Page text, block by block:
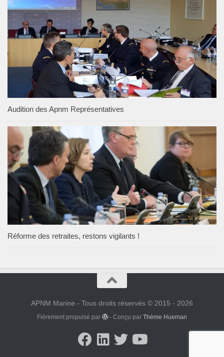
Audition des Apnm Représentatives
Réforme des retraites, restons vigilants !
APNM Marine - Tous droits réservés © 2015 - 2026
Fièrement propulsé par - Conçu parThème Hueman